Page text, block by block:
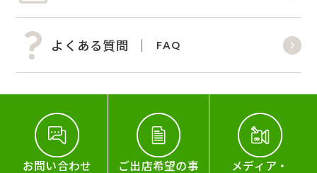
よくある質問 FAQ
お問い合わせ ご出店希望の事 メディア・